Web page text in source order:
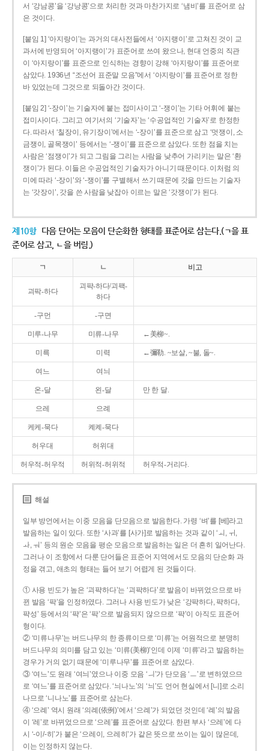
서 ‘강남콩’을 ‘강낭콩’으로 처리한 것과 마찬가지로 ‘냄비’를 표준어로 삼
은 것이다.
[붙임 1] ‘아지랑이’는 과거의 대사전들에서 ‘아지랭이’로 고쳐진 것이 교
과서에 반영되어 ‘아지랭이’가 표준어로 쓰여 왔으나, 현대 언중의 직관
이 ‘아지랑이’를 표준으로 인식하는 경향이 강해 ‘아지랑이’를 표준어로
삼았다. 1936년 “조선어 표준말 모음”에서 ‘아지랑이’를 표준어로 정한
바 있었는데 그것으로 되돌아간 것이다.
[붙임 2] ‘-장이’는 기술자에 붙는 접미사이고 ‘-쟁이’는 기타 어휘에 붙는
접미사이다. 그리고 여기서의 ‘기술자’는 ‘수공업적인 기술자’로 한정한
다. 따라서 ‘칠장이, 유기장이’에서는 ‘-장이’를 표준으로 삼고 ‘멋쟁이, 소
금쟁이, 골목쟁이’ 등에서는 ‘-쟁이’를 표준으로 삼았다. 또한 점을 치는
사람은 ‘점쟁이’가 되고 그림을 그리는 사람을 낮추어 가리키는 말은 ‘환
쟁이’가 된다. 이들은 수공업적인 기술자가 아니기 때문이다. 이처럼 의
미에 따라 ‘-장이’와 ‘-쟁이’를 구별해서 쓰기 때문에 갓을 만드는 기술자
는 ‘갓장이’, 갓을 쓴 사람을 낮잡아 이르는 말은 ‘갓쟁이’가 된다.
제10항 다음 단어는 모음이 단순화한 형태를 표준어로 삼는다.(ㄱ을 표
준어로 삼고, ㄴ을 버림.)
ㄱ ㄴ 비고
괴팍-하다
괴퍅-하다/괴팩-
하다
-구먼 -구면
미루-나무 미류-나무 ←美柳~.
미륵 미력 ←彌勒. ~보살, ~불, 돌~.
여느 여늬
온-달 왼-달 만 한 달.
으레 으례
케케-묵다 켸켸-묵다
허우대 허위대
허우적-허우적 허위적-허위적 허우적-거리다.
해설
일부 방언에서는 이중 모음을 단모음으로 발음한다. 가령 ‘벼’를 [베]라고
발음하는 일이 있다. 또한 ‘사과’를 [사가]로 발음하는 것과 같이 ‘ㅚ, ㅟ,
ㅘ, ㅝ’ 등의 원순 모음을 평순 모음으로 발음하는 일은 더 흔히 일어난다.
그러나 이 조항에서 다룬 단어들은 표준어 지역에서도 모음의 단순화 과
정을 겪고, 애초의 형태는 들어 보기 어렵게 된 것들이다.
① 사용 빈도가 높은 ‘괴퍅하다’는 ‘괴팍하다’로 발음이 바뀌었으므로 바
뀐 발음 ‘팍’을 인정하였다. 그러나 사용 빈도가 낮은 ‘강퍅하다, 퍅하다,
퍅성’ 등에서의 ‘퍅’은 ‘팍’으로 발음되지 않으므로 ‘퍅’이 아직도 표준어
형이다.
② ‘미류나무’는 버드나무의 한 종류이므로 ‘미류’는 어원적으로 분명히
버드나무의 의미를 담고 있는 ‘미류(美柳)’인데 이제 ‘미류’라고 발음하는
경우가 거의 없기 때문에 ‘미루나무’를 표준어로 삼았다.
③ ‘여느’도 원래 ‘여늬’였으나 이중 모음 ‘ㅢ’가 단모음 ‘ㅡ’로 변하였으므
로 ‘여느’를 표준어로 삼았다. ‘늬나노’의 ‘늬’도 언어 현실에서 [니]로 소리
나므로 ‘니나노’를 표준어로 삼는다.
④ ‘으례’ 역시 원래 ‘의례(依例)’에서 ‘으례’가 되었던 것인데 ‘례’의 발음
이 ‘레’로 바뀌었으므로 ‘으레’를 표준어로 삼았다. 한편 부사 ‘으레’에 다
시 ‘-이/-히’가 붙은 ‘으레이, 으레히’가 같은 뜻으로 쓰이는 일이 많은데,
이는 인정하지 않는다.